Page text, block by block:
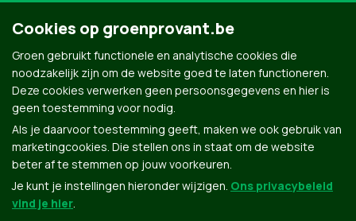
Cookies op groenprovant.be
Groen gebruikt functionele en analytische cookies die
noodzakelijk zijn om de website goed te laten functioneren.
Deze cookies verwerken geen persoonsgegevens en hier is
geen toestemming voor nodig.
Als je daarvoor toestemming geeft, maken we ook gebruik van
marketingcookies. Die stellen ons in staat om de website
beter af te stemmen op jouw voorkeuren.
Je kunt je instellingen hieronder wijzigen. Ons privacybeleid
vind je hier.